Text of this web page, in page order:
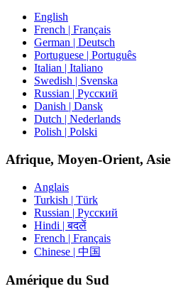
English
French | Français
German | Deutsch
Portuguese | Português
Italian | Italiano
Swedish | Svenska
Russian | Русский
Danish | Dansk
Dutch | Nederlands
Polish | Polski
Afrique, Moyen-Orient, Asie
Anglais
Turkish | Türk
Russian | Русский
Hindi | बदलें
French | Français
Chinese | 中国
Amérique du Sud